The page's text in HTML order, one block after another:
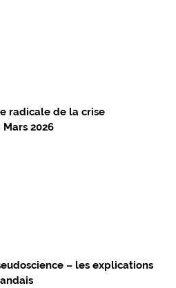
radicale de la crise
2026
– les explications